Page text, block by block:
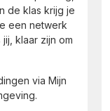
de klas krijg je
een netwerk
klaar zijn om
via Mijn